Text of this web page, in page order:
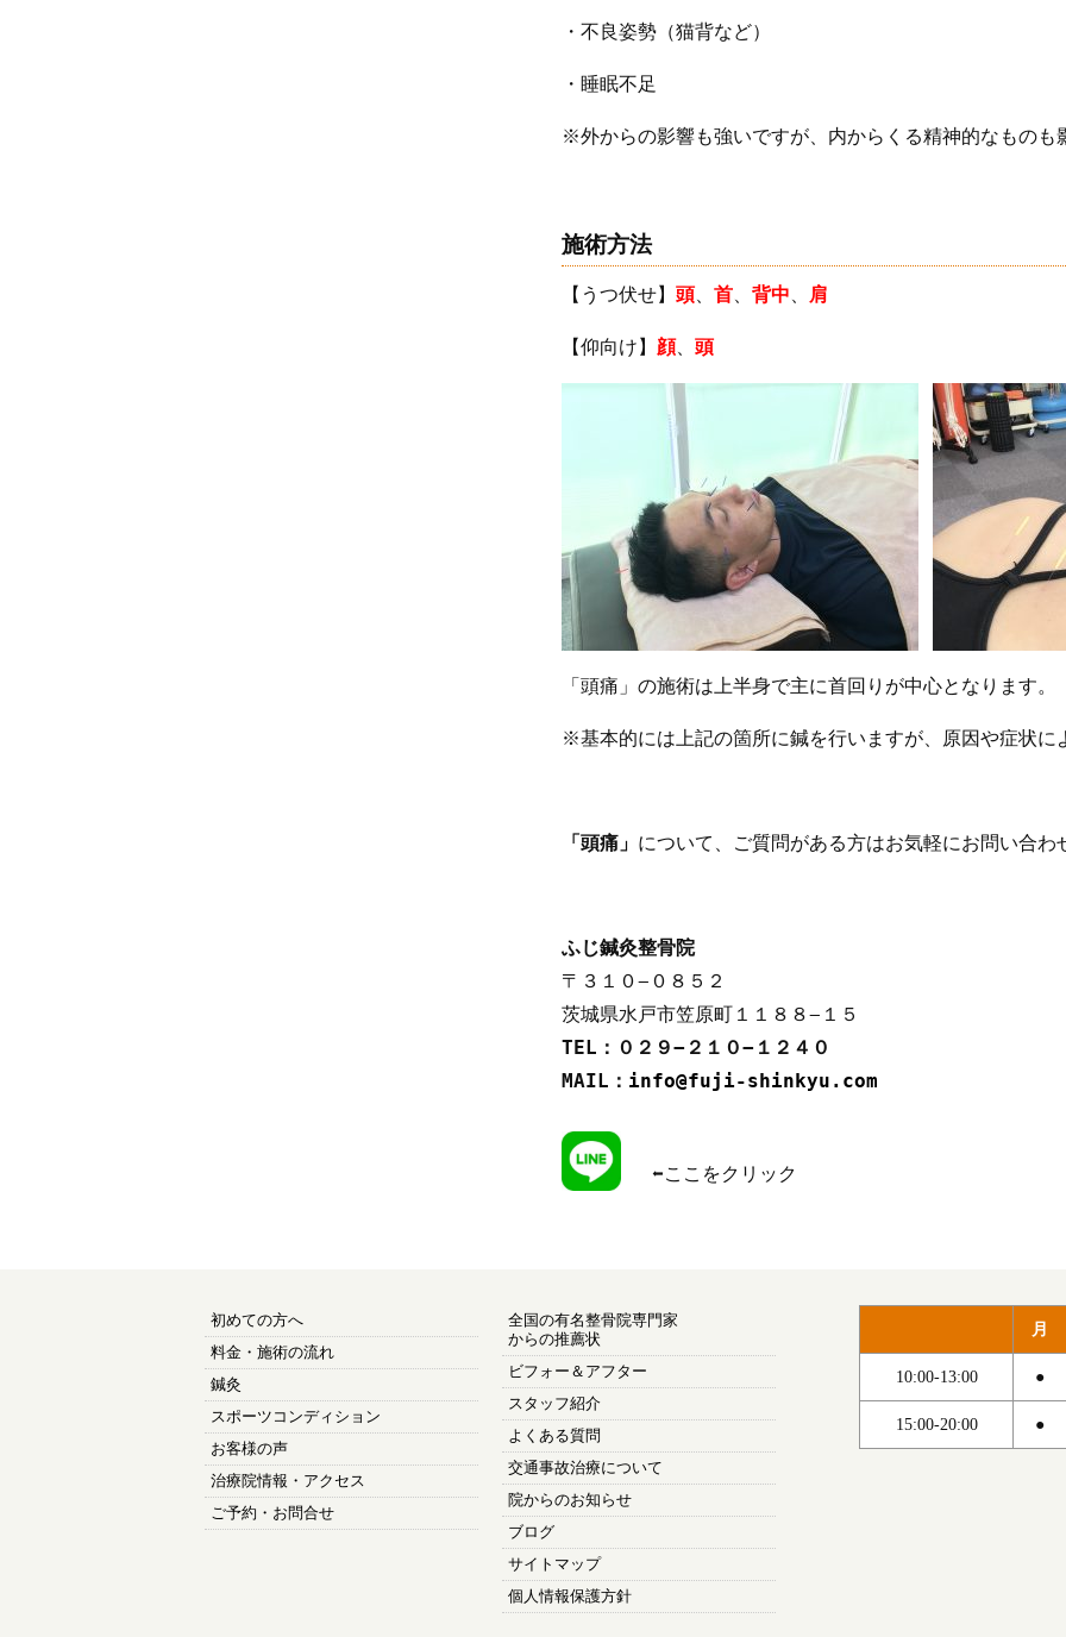
・不良姿勢（猫背など）
・睡眠不足
※外からの影響も強いですが、内からくる精神的なものも
施術方法
【うつ伏せ】 頭 首 背中 肩
【仰向け】 顔、 頭
「頭痛」の施術は上半身で主に首回りが中心となります。
※基本的には上記の箇所に鍼を行いますが、原因や症状に
「頭痛」 について、ご質問がある方はお気軽にお問い合わ
ふじ鍼灸整骨院
〒３１０−０８５２
MAIL： info@fuji-shinkyu.com
⬅︎ここをクリック
初めての方へ
料金・施術の流れ
鍼灸
スポーツコンディション
お客様の声
治療院情報・アクセス
ご予約・お問合せ
全国の有名整骨院専門家
からの推薦状
ビフォー＆アフター
スタッフ紹介
よくある質問
交通事故治療について
院からのお知らせ
ブログ
サイトマップ
個人情報保護方針
月
10:00-13:00 ●
15:00-20:00 ●